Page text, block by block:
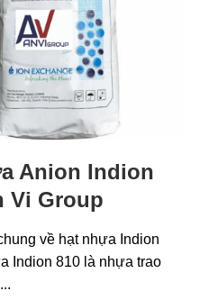
Anion Indion
Vi Group
về hạt nhựa Indion
Indion 810 là nhựa trao